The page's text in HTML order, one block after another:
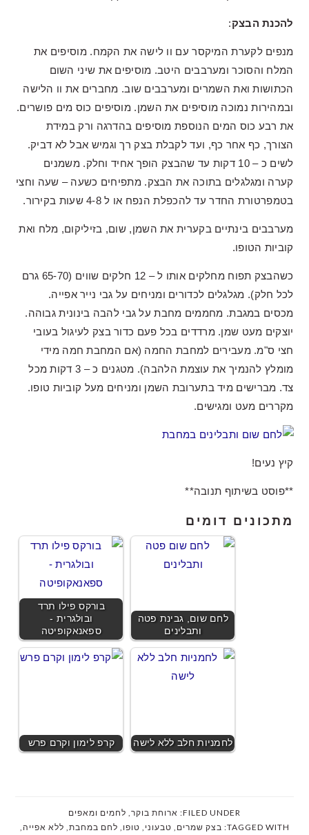
להכנת הבצק:
מנפים לקערת המיקסר עם וו לישה את הקמח. מוסיפים את
המלח והסוכר ומערבבים היטב. מוסיפים את שיני השום
הכתושות ואת השמרים ומערבבים שוב. מחברים את וו הלישה
ובמהירות נמוכה מוסיפים את השמן. מוסיפים כוס מים פושרים.
את רבע כוס המים הנוספת מוסיפים בהדרגה ורק במידת
הצורך, כף אחר כף, ועד לקבלת בצק רך וגמיש אבל לא דביק.
לשים כ – 10 דקות עד שהבצק הופך אחיד וחלק. משמנים
קערה ומגלגלים בתוכה את הבצק. מתפיחים כשעה – שעה וחצי
בטמפרטורת החדר עד להכפלת הנפח או ל 4-8 שעות בקירור.
מערבבים בינתיים בקערית את השמן, שום, בזיליקום, מלח ואת
קוביות הטופו.
כשהבצק תפוח מחלקים אותו ל – 12 חלקים שווים (65-70 גרם
לכל חלק). מגלגלים לכדורים ומניחים על גבי נייר אפייה.
מכסים במגבת. מחממים מחבת על גבי להבה בינונית גבוהה.
יוצקים מעט שמן. מרדדים בכל פעם כדור בצק לעיגול בעובי
חצי ס"מ. מעבירים למחבת החמה (אם המחבת חמה מידי
מומלץ להנמיך את עוצמת הלהבה). מטגנים כ – 3 דקות מכל
צד. מברישים מיד בתערובת השמן ומניחים מעל קוביות טופו.
מקררים מעט ומגישים.
קיץ נעים!
**פוסט בשיתוף תנובה**
מתכונים דומים
בורקס פילו תרד
ובולגרית -
ספאנאקופיטה
לחם שום, גבינת פטה
ותבלינים
קרפ לימון וקרם פרש לחמניות חלב ללא לישה
FILED UNDER: ארוחת בוקר לחמים ומאפים
TAGGED WITH: בצק שמרים טבעוני טופו לחם במחבת ללא אפייה